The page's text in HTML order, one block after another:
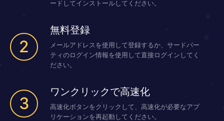
ードしてインストールしてください。
2
無料登録
メールアドレスを使用して登録するか、サードパー
ティのログイン情報を使用して直接ログインしてく
ださい。
3
ワンクリックで高速化
高速化ボタンをクリックして、高速化が必要なアプ
リケーションを再起動してください。